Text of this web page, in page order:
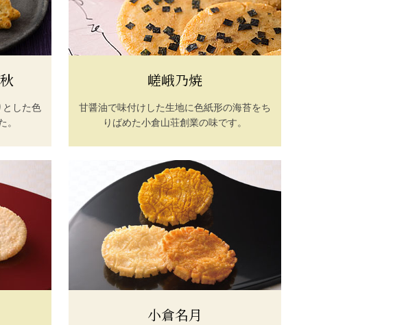
とした色
。
嵯峨乃焼
甘醤油で味付けした生地に色紙形の海苔をち
りばめた小倉山荘創業の味です。
小倉名月